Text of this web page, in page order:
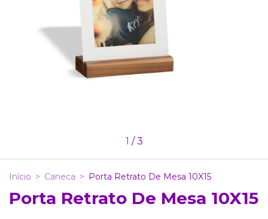
1 /3
Início > Caneca > Porta Retrato De Mesa 10X15
Porta Retrato De Mesa 10X15